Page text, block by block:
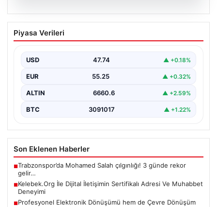
08.08.2026
Kelebek.Org İle Dijital İletişimin
Sertifikalı Adresi Ve Muhabbet
Sanal ortamında insanların kaliteli bir şekilde bağlantı
olarak…
Piyasa Verileri
USD 47.74 ▲ +0.18%
EUR 55.25 ▲ +0.32%
ALTIN 6660.6 ▲ +2.59%
BTC 3091017 ▲ +1.22%
Son Eklenen Haberler
■Trabzonspor’da Mohamed Salah çılgınlığı! 3 günde rekor
gelir…
■Kelebek.Org İle Dijital İletişimin Sertifikalı Adresi Ve Muhabbet
Deneyimi
■Profesyonel Elektronik Dönüşümü hem de Çevre Dönüşüm